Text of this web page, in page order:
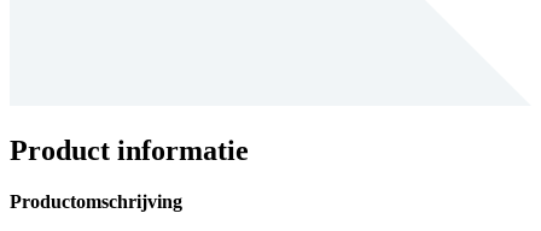
Product informatie
Productomschrijving